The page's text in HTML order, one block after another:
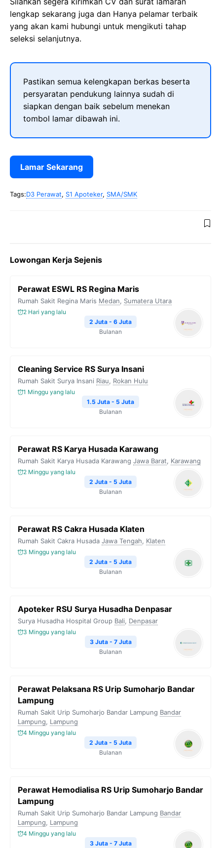
lengkap sekarang juga dan Hanya pelamar terbaik
yang akan kami hubungi untuk mengikuti tahap
seleksi selanjutnya.
Pastikan semua kelengkapan berkas beserta
persyaratan pendukung lainnya sudah di
siapkan dengan baik sebelum menekan
tombol lamar dibawah ini.
Lamar Sekarang
Tags:D3 Perawat, S1 Apoteker, SMA/SMK
Lowongan Kerja Sejenis
Perawat ESWL RS Regina Maris
Rumah Sakit Regina Maris Medan, Sumatera Utara
2 Hari yang lalu
2 Juta - 6 Juta
Bulanan
Cleaning Service RS Surya Insani
Rumah Sakit Surya Insani Riau, Rokan Hulu
1 Minggu yang lalu
1.5 Juta - 5 Juta
Bulanan
Perawat RS Karya Husada Karawang
Rumah Sakit Karya Husada Karawang Jawa Barat, Karawang
2 Minggu yang lalu
2 Juta - 5 Juta
Bulanan
Perawat RS Cakra Husada Klaten
Rumah Sakit Cakra Husada Jawa Tengah, Klaten
3 Minggu yang lalu
2 Juta - 5 Juta
Bulanan
Apoteker RSU Surya Husadha Denpasar
Surya Husadha Hospital Group Bali, Denpasar
3 Minggu yang lalu
3 Juta - 7 Juta
Bulanan
Perawat Pelaksana RS Urip Sumoharjo Bandar
Lampung
Rumah Sakit Urip Sumoharjo Bandar Lampung Bandar
Lampung, Lampung
4 Minggu yang lalu
2 Juta - 5 Juta
Bulanan
Perawat Hemodialisa RS Urip Sumoharjo Bandar
Lampung
Rumah Sakit Urip Sumoharjo Bandar Lampung Bandar
Lampung, Lampung
4 Minggu yang lalu
3 Juta - 7 Juta